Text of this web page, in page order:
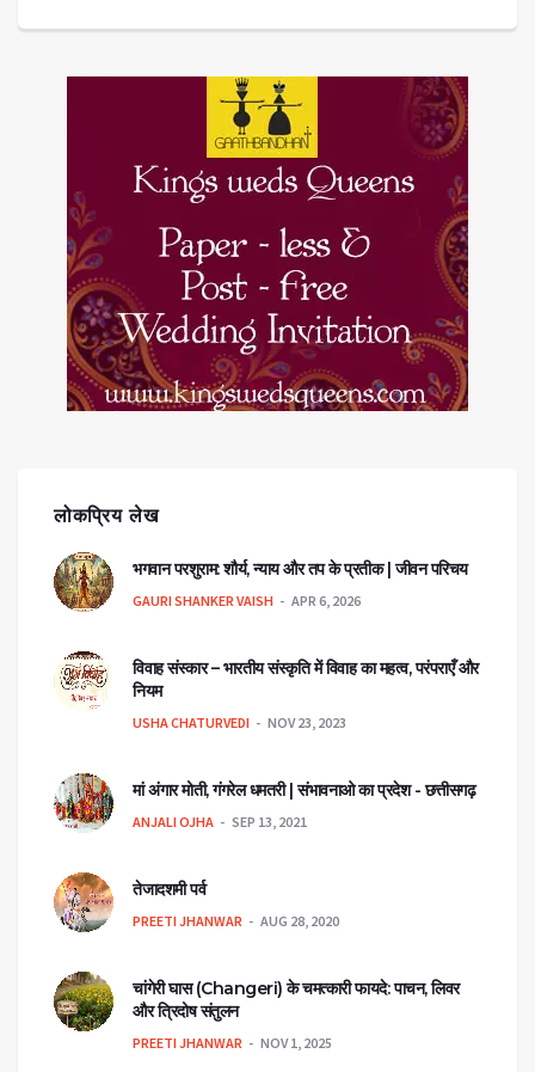
लोकप्रिय लेख
भगवान परशुराम: शौर्य, न्याय और तप के प्रतीक | जीवन परिचय
GAURI SHANKER VAISH APR 6, 2026
विवाह संस्कार – भारतीय संस्कृति में विवाह का महत्व, परंपराएँ और
नियम
USHA CHATURVEDI NOV 23, 2023
मां अंगार मोती, गंगरेल धमतरी | संभावनाओ का प्रदेश - छत्तीसगढ़
ANJALI OJHA SEP 13, 2021
तेजादशमी पर्व
PREETI JHANWAR AUG 28, 2020
चांगेरी घास (Changeri) के चमत्कारी फायदे: पाचन, लिवर
और त्रिदोष संतुलन
PREETI JHANWAR NOV 1, 2025